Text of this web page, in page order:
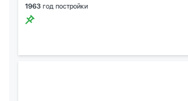
1963 год постройки